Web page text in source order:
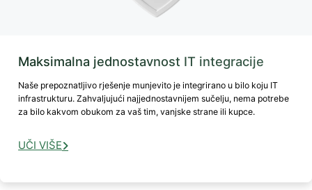
Maksimalna jednostavnost IT integracije
Naše prepoznatljivo rješenje munjevito je integrirano u bilo koju IT
infrastrukturu. Zahvaljujući najjednostavnijem sučelju, nema potrebe
za bilo kakvom obukom za vaš tim, vanjske strane ili kupce.
UČI VIŠE